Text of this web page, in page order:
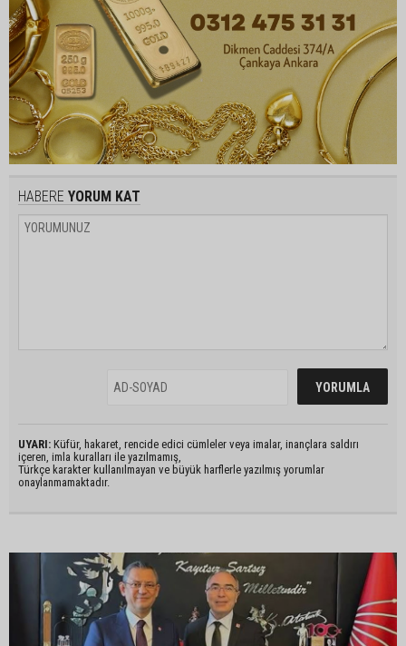
HABERE YORUM KAT
UYARI: Küfür, hakaret, rencide edici cümleler veya imalar, inançlara saldırı
içeren, imla kuralları ile yazılmamış,
Türkçe karakter kullanılmayan ve büyük harflerle yazılmış yorumlar
onaylanmamaktadır.